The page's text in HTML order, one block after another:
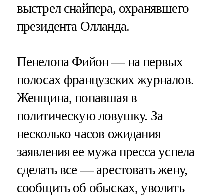
выстрел снайпера, охранявшего
президента Олланда.
Пенелопа Фийон — на первых
полосах французских журналов.
Женщина, попавшая в
политическую ловушку. За
несколько часов ожидания
заявления ее мужа пресса успела
сделать все — арестовать жену,
сообщить об обысках, уволить